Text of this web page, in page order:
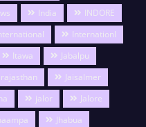
India
INDORE
Internationl
Itawa
Jabalpu
Jaisalmer
jalor
Jalore
Jhabua